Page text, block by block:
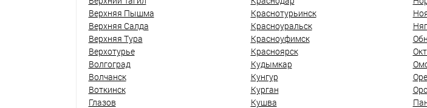
Верхняя Пышма
Верхняя Салда
Верхняя Тура
Верхотурье
Волгоград
Волчанск
Воткинск
Глазов
Краснотурьинск
Красноуральск
Красноуфимск
Красноярск
Кудымкар
Кунгур
Курган
Кушва